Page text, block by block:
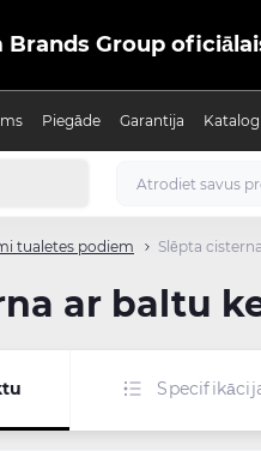
Group
Piegāde Garantija Katalogi
tualetes podiem Slēpta
ar baltu